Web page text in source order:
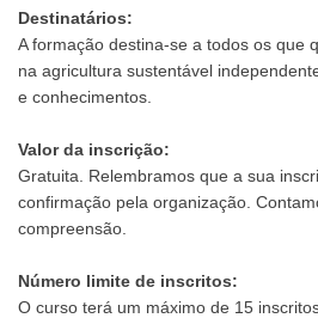
Destinatários:
A formação destina-se a todos os que
na agricultura sustentável
e conhecimentos.
Valor da inscrição:
Gratuita. Relembramos que a sua
confirmação pela organização.
compreensão.
Número limite de inscritos:
O curso terá um máximo de 15